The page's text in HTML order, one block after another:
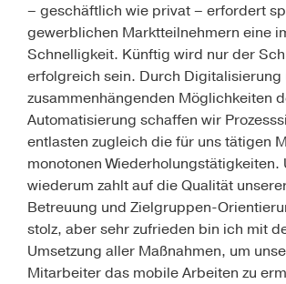
– geschäftlich wie privat – erfordert
gewerblichen Marktteilnehmern eine
Schnelligkeit. Künftig wird nur der
erfolgreich sein. Durch
zusammenhängenden Möglichkeiten
Automatisierung schaffen wir
entlasten zugleich die für uns tätigen
monotonen Wiederholungstätigkeiten.
wiederum zahlt auf die Qualität
Betreuung und Zielgruppen-
stolz, aber sehr zufrieden bin ich mit
Umsetzung aller Maßnahmen, um
Mitarbeiter das mobile Arbeiten zu